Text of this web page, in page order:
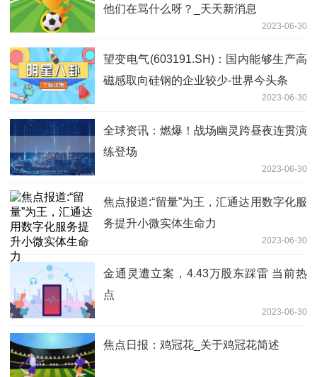
他们在骂什么呀？_天天新消息
2023-06-30
望变电气(603191.SH)：国内能够生产高
磁感取向硅钢的企业较少-世界今头条
2023-06-30
全球资讯：燃爆！战场幽灵跨昼夜连贯演
练登场
2023-06-30
焦点报道:“留量”为王，汇通达用数字化服
务提升小微实体生命力
2023-06-30
金通灵遭立案，4.43万股东踩雷 当前热
点
2023-06-30
焦点日报：鸡冠花_关于鸡冠花简述